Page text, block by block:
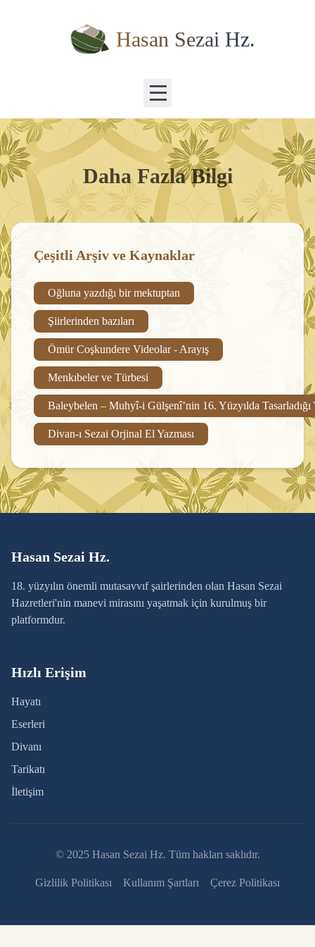
Hasan Sezai Hz.
Daha Fazla Bilgi
Çeşitli Arşiv ve Kaynaklar
Oğluna yazdığı bir mektuptan
Şiirlerinden bazıları
Ömür Coşkundere Videolar - Arayış
Menkıbeler ve Türbesi
Baleybelen – Muhyî-i Gülşenî’nin 16. Yüzyılda
Divan-ı Sezai Orjinal El Yazması
Hasan Sezai Hz.
18. yüzyılın önemli mutasavvıf şairlerinden olan Hasan Sezai
Hazretleri'nin manevi mirasını yaşatmak için kurulmuş bir
platformdur.
Hızlı Erişim
Hayatı
Eserleri
Divanı
Tarikatı
İletişim
© 2025 Hasan Sezai Hz. Tüm hakları saklıdır.
Gizlilik Politikası Kullanım Şartları Çerez Politikası